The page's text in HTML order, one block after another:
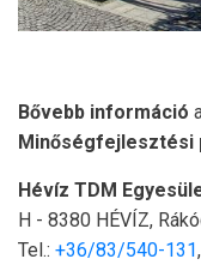
Bővebb információ
Minőségfejlesztési
Hévíz TDM
H - 8380 HÉVÍZ,
Tel.: +36/83/540-131,